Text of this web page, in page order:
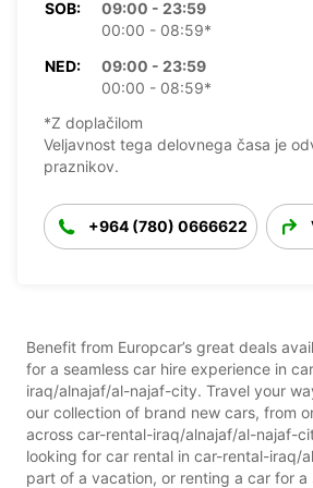
SOB:
09:00 - 23:59
00:00 - 08:59*
NED:
09:00 - 23:59
00:00 - 08:59*
*Z doplačilom
Veljavnost tega delovnega časa je
praznikov.
+964 (780) 0666622
Benefit from Europcar’s great deals
for a seamless car hire experience in
iraq/alnajaf/al-najaf-city. Travel your
our collection of brand new cars, from
across car-rental-iraq/alnajaf/al-najaf-
looking for car rental in car-rental-iraq/
part of a vacation, or renting a car for a